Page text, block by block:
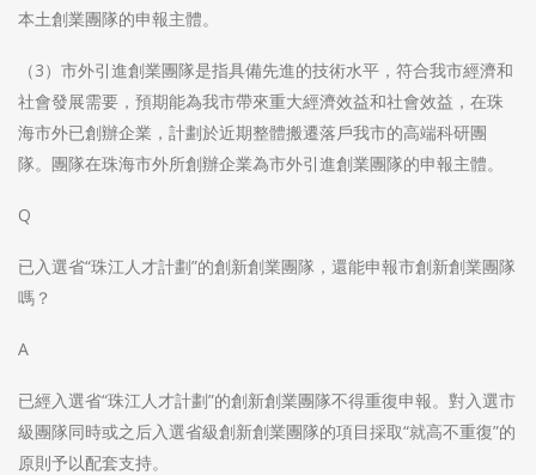
本土創業團隊的申報主體。
（3）市外引進創業團隊是指具備先進的技術水平，符合我市經濟和
社會發展需要，預期能為我市帶來重大經濟效益和社會效益，在珠
海市外已創辦企業，計劃於近期整體搬遷落戶我市的高端科研團
隊。團隊在珠海市外所創辦企業為市外引進創業團隊的申報主體。
Q
已入選省“珠江人才計劃”的創新創業團隊，還能申報市創新創業團隊
嗎？
A
已經入選省“珠江人才計劃”的創新創業團隊不得重復申報。對入選市
級團隊同時或之后入選省級創新創業團隊的項目採取“就高不重復”的
原則予以配套支持。